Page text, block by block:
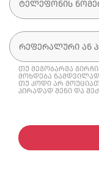
თუ მეგობარმა
მოხდება ნამდვილად
თუ კოდი არ
პირადად შენი და